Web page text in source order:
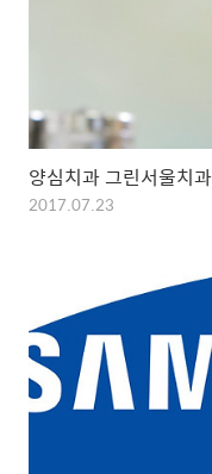
양심치과 그린서울치
2017.07.23